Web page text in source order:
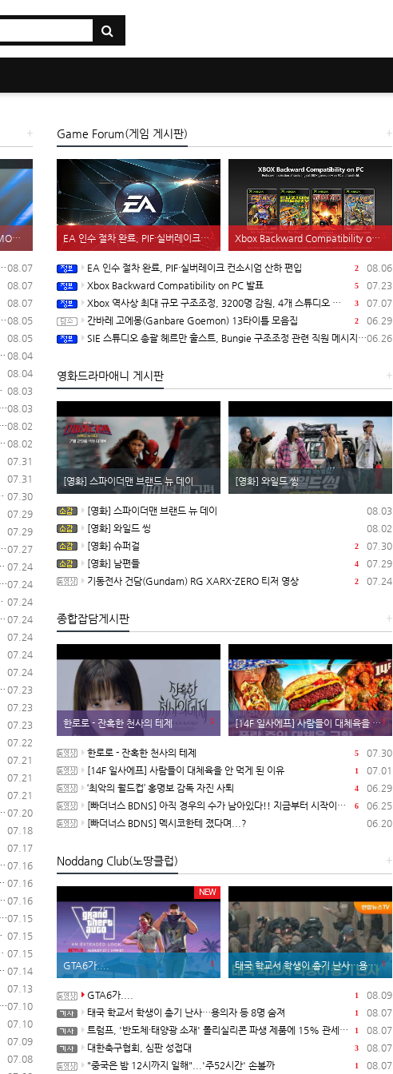
+
키움 DRX, 온사이드 컴퍼니와 MOU 체결, 발로란트 기반 콘텐츠 생태계 확장
08.07
08.07
08.07
08.05
08.05
08.04
08.04
08.03
08.03
08.02
08.02
07.31
07.31
07.30
07.29
07.29
07.27
07.24
07.24
07.24
07.24
07.24
07.24
07.24
07.23
07.23
07.23
07.22
07.21
07.21
07.21
07.20
07.18
07.17
07.16
07.16
07.16
07.15
07.15
07.15
07.14
07.13
07.10
07.10
07.09
07.08
+
Game Forum(게임 게시판)
2
EA 인수 절차 완료, PIF·실버레이크 컨소시엄 산하 편입 5
Xbox Backward Compatibility on PC 발표
2 08.06
EA 인수 절차 완료, PIF·실버레이크 컨소시엄 산하 편입
5 07.23
Xbox Backward Compatibility on PC 발표
3 07.07
Xbox 역사상 최대 규모 구조조정, 3200명 감원, 4개 스튜디오 분리
2 06.29
간바레 고에몽(Ganbare Goemon) 13타이틀 모음집
06.26
SIE 스튜디오 총괄 헤르만 훌스트, Bungie 구조조정 관련 직원 메시지 공개
+
영화드라마애니 게시판
[영화] 스파이더맨 브랜드 뉴 데이 [영화] 와일드 씽
08.03
[영화] 스파이더맨 브랜드 뉴 데이
08.02
[영화] 와일드 씽
2 07.30
[영화] 슈퍼걸
4 07.29
[영화] 남편들
2 07.24
기동전사 건담(Gundam) RG XARX-ZERO 티저 영상
+
종합잡담게시판
5
한로로 - 잔혹한 천사의 테제 1
[14F 일사에프] 사람들이 대체육을 안 먹게 된 이유
5 07.30
한로로 - 잔혹한 천사의 테제
1 07.01
[14F 일사에프] 사람들이 대체육을 안 먹게 된 이유
4 06.29
‘최악의 월드컵’ 홍명보 감독 자진 사퇴
6 06.25
[빠더너스 BDNS] 아직 경우의 수가 남아있다!! 지금부터 시작이야!!
06.20
[빠더너스 BDNS] 멕시코한테 졌다며...?
+
Noddang Club(노땅클럽)
NEW
1
GTA6가.... 1
태국 학교서 학생이 총기 난사…용의자 등 8명 숨져
1 08.09
GTA6가....
1 08.07
태국 학교서 학생이 총기 난사…용의자 등 8명 숨져
1 08.07
트럼프, '반도체·태양광 소재' 폴리실리콘 파생 제품에 15% 관세...한국 기업도 영향
3 08.07
대한축구협회, 심판 성접대
1 08.07
"중국은 밤 12시까지 일해"...'주52시간' 손볼까